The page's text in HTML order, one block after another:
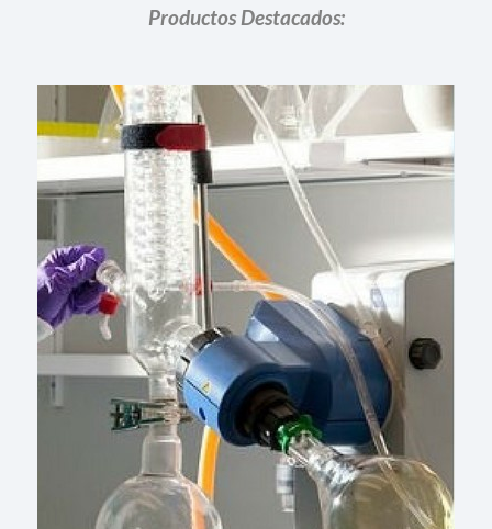
Productos Destacados: